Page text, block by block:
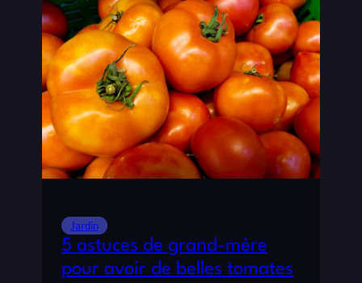
R
G
A
Y
E
R
V
O
O
T
A
R
R
E
S
À
C
R
O
N
C
E
Jardin
5 astuces de grand-mère
pour avoir de belles tomates